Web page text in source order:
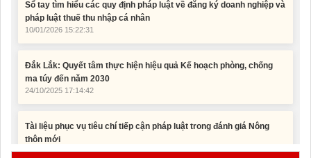
24/10/2025 17:14:42
11/02/2026 08:45:12